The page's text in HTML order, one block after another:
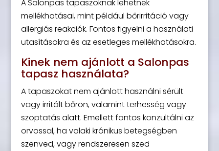
A Salonpas tapaszoknak lehetnek
mellékhatásai, mint például bőrirritáció vagy
allergiás reakciók. Fontos figyelni a használati
utasításokra és az esetleges mellékhatásokra.
Kinek nem ajánlott a Salonpas
tapasz használata?
A tapaszokat nem ajánlott használni sérült
vagy irritált bőrön, valamint terhesség vagy
szoptatás alatt. Emellett fontos konzultálni az
orvossal, ha valaki krónikus betegségben
szenved, vagy rendszeresen szed